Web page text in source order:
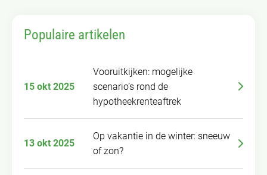
Populaire artikelen
15 okt 2025
Vooruitkijken: mogelijke
scenario’s rond de
hypotheekrenteaftrek
13 okt 2025
Op vakantie in de winter: sneeuw
of zon?